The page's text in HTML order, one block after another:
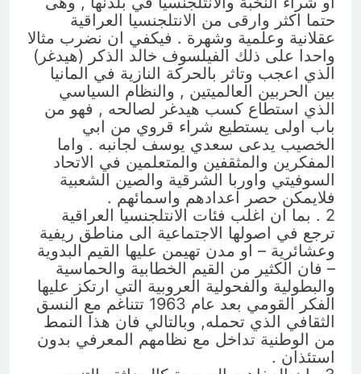
حتما اكثر وارقى من الانتلجنسيا العراقية
عقلانية وعلمية وشهرة . فيكفي ان نضرب مثالا
واحدا على ذلك الفيلسوف خالد الذكر (هيدغر)
الذي اعجب وتاثر بالحركة النازية في المانيا
بين الحربين العالميتين , والنظام السياسي
الذي استطاع كسب هيدغر لصالحه , فهو من
باب اولى يستطيع شراء قروي من ابي
الخصيب يدعى سعدي يوسف لجانبه . واما
المفكرين والمثقفين والمتعلمين في الاتحاد
السوفيتي واوربا الشرقية والصين الشعبية
فلايمكن حصر اعدادهم واسمائهم .
2 . بما ان اغلب فئات الانتلجنسيا العراقية
ترجع في اصولها الاجتماعية الى مناطق ريفية
وعشائرية – او مدن تهيمن عليها القيم البدوية
– فان الكثير من القيم الخطابية والحماسية
والبطولية والفحولية العروبية التي ارتكز عليها
الفكر القومي بعد عام 1963 تتناغم مع النسق
الثقافي الذي تحمله, وبالتالي فان هذا النمط
من الوطنية تداخل مع نظامهم المعرفي بدون
استئذان .